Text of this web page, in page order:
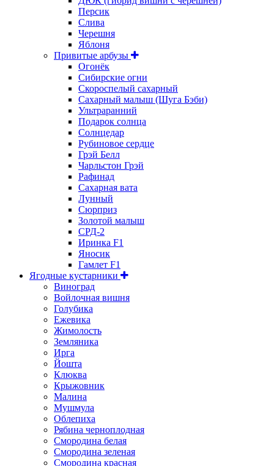
Персик
Слива
Черешня
Яблоня
Привитые арбузы
Огонёк
Сибирские огни
Скороспелый сахарный
Сахарный малыш (Шуга Бэби)
Ультраранний
Подарок солнца
Солнцедар
Рубиновое сердце
Грэй Белл
Чарльстон Грэй
Рафинад
Сахарная вата
Лунный
Сюрприз
Золотой малыш
СРД-2
Иринка F1
Яносик
Гамлет F1
Ягодные кустарники
Виноград
Войлочная вишня
Голубика
Ежевика
Жимолость
Земляника
Ирга
Йошта
Клюква
Крыжовник
Малина
Мушмула
Облепиха
Рябина черноплодная
Смородина белая
Смородина зеленая
Смородина красная